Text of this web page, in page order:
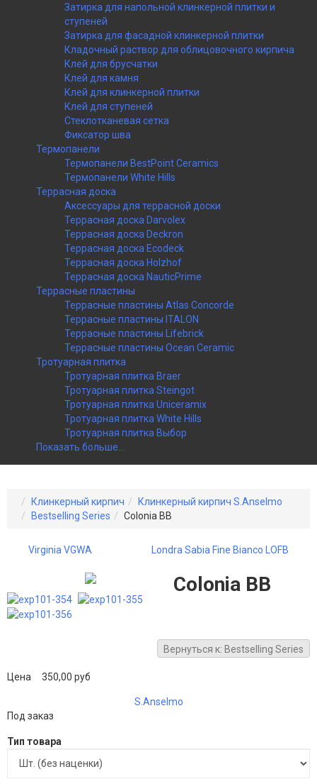
Затирка для напольной клинкерной плитки и
ступеней
Затирка для фасадной клинкерной плитки
Кладочный раствор для облицовочного кирпича
Клей для брусчатки
Клей для камня
Клей для клинкерной плитки
Клей для ступеней
Стеклотканевая сетка
Фиксатор шва
Термопанели
Термопанели BestPoint Ceramics
Термопанели White Hills
Террасная доска
Аксессуары для террасной доски
Террасная доска Darvolex
Террасная доска Deckron
Террасная доска Ecodeck
Террасная доска Holzhof
Террасная доска NauticPrime
Террасные пластины
Террасные пластины Atlas Concorde
Террасные пластины ITALON
Террасные пластины Lifebrick
Террасные пластины Ocean Ceramic
Тротуарная плитка
Тротуарная плитка Braer
Тротуарная плитка Steingot
Тротуарная плитка Uniceramix
Тротуарная плитка White Hills
Тротуарная плитка Выбор
Показать больше...
Клинкерный кирпич
Клинкерный кирпич S.Anselmo
Bestselling Series
Colonia BB
Virginia VGWA Londra Sabia Fine Bianco LOFB
Вернуться к: Bestselling Series
Colonia BB
Цена 350,00 руб
S.Anselmo
Под заказ
Тип товара